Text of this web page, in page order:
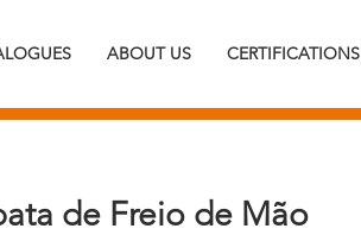
ABOUT US CERTIFICATIONS
de Freio de Mão